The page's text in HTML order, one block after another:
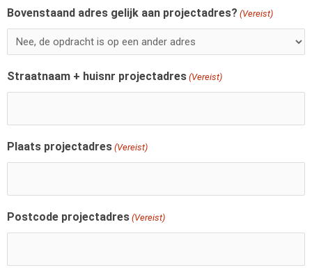
Bovenstaand adres gelijk aan projectadres? (Vereist)
Straatnaam + huisnr projectadres (Vereist)
Plaats projectadres (Vereist)
Postcode projectadres (Vereist)